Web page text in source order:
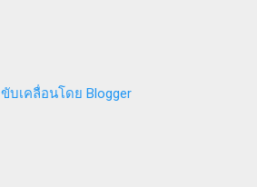
ขับเคลื่อนโดย Blogger